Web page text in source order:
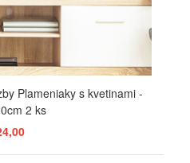
Plameniaky s kvetinami -
2 ks